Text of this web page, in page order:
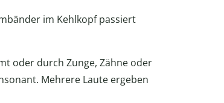
im Kehlkopf passiert
oder durch Zunge, Zähne oder
Mehrere Laute ergeben